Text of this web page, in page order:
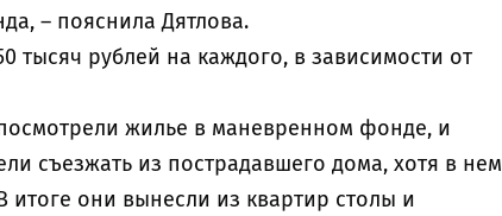
– пояснила Дятлова.
тысяч рублей на каждого, в зависимости от
жилье в маневренном фонде, и
съезжать из пострадавшего дома, хотя в нем
итоге они вынесли из квартир столы и